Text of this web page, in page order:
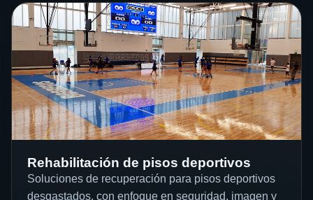
Rehabilitación de pisos deportivos
Soluciones de recuperación para pisos deportivos
desgastados, con enfoque en seguridad, imagen y